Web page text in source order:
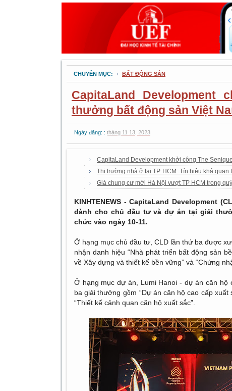
CHUYÊN MỤC: BẤT ĐỘNG SẢN
CapitaLand
thưởng bất động sản Việt
Ngày đăng: : tháng 11 13, 2023
CapitaLand Development khởi công The
Thị trường nhà ở tại TP. HCM: Tín hiệu khả quan
Giá chung cư mới Hà Nội vượt TP HCM trong quý
KINHTENEWS - CapitaLand Development
dành cho chủ đầu tư và dự án tại giải
chức vào ngày 10-11.
Ở hạng mục chủ đầu tư, CLD lần thứ ba được
nhận danh hiệu “Nhà phát triển bất động sản
về Xây dựng và thiết kế bền vững” và “Chứng
Ở hạng mục dự án, Lumi Hanoi - dự án căn hộ
ba giải thưởng gồm “Dự án căn hộ cao cấp xuất
“Thiết kế cảnh quan căn hộ xuất sắc”.